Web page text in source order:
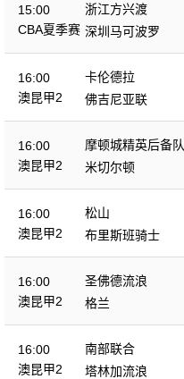
15:00
CBA夏季赛
浙江方兴渡
深圳马可波罗
16:00
澳昆甲2
卡伦德拉
佛吉尼亚联
16:00
澳昆甲2
摩顿城精英后备队
米切尔顿
16:00
澳昆甲2
松山
布里斯班骑士
16:00
澳昆甲2
圣佛德流浪
格兰
16:00
澳昆甲2
南部联合
塔林加流浪